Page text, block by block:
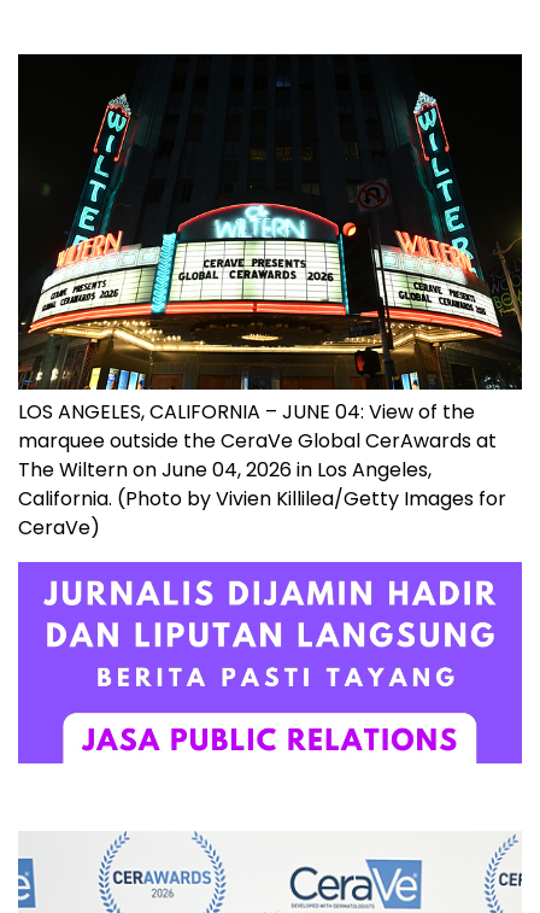
LOS ANGELES, CALIFORNIA – JUNE 04: View of the
marquee outside the CeraVe Global CerAwards at
The Wiltern on June 04, 2026 in Los Angeles,
California. (Photo by Vivien Killilea/Getty Images for
CeraVe)